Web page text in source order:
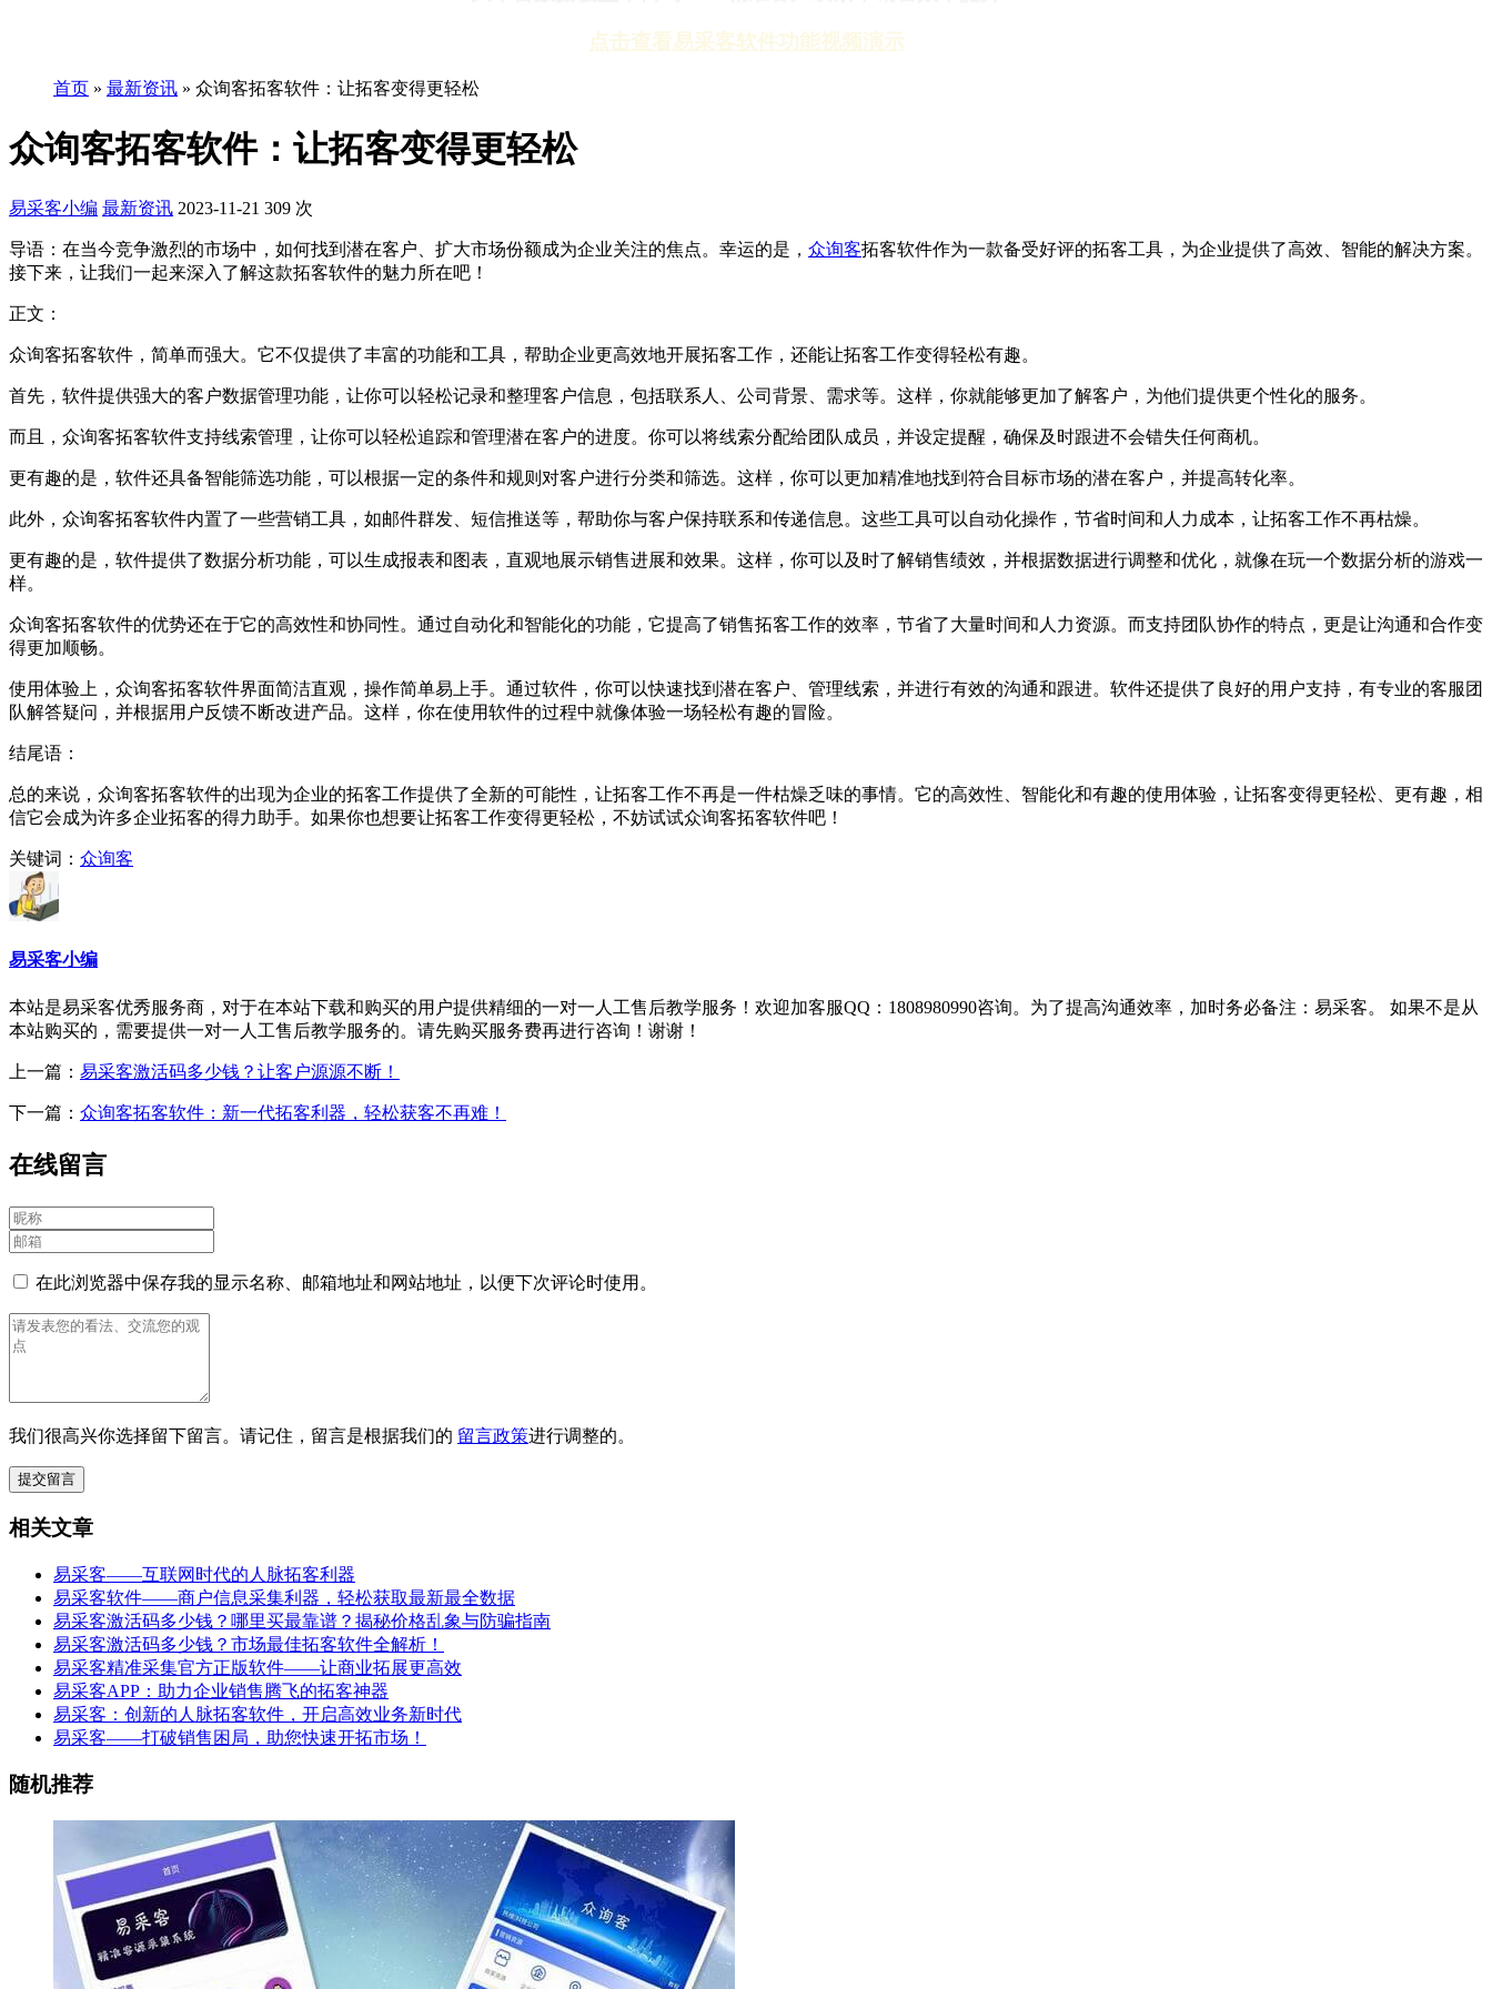
点击查看易采客软件功能视频演示
首页 » 最新资讯 » 众询客拓客软件：让拓客变得更轻松
众询客拓客软件：让拓客变得更轻松
易采客小编 最新资讯 2023-11-21 309 次
导语：在当今竞争激烈的市场中，如何找到潜在客户、扩大市场份额成为企业关注的焦点。幸运的是， 众询客拓客软件作为一款备受好评的拓客工具，为企业提供了高效、智能的解决方案。
接下来，让我们一起来深入了解这款拓客软件的魅力所在吧！
正文：
众询客拓客软件，简单而强大。它不仅提供了丰富的功能和工具，帮助企业更高效地开展拓客工作，还能让拓客工作变得轻松有趣。
首先，软件提供强大的客户数据管理功能，让你可以轻松记录和整理客户信息，包括联系人、公司背景、需求等。这样，你就能够更加了解客户，为他们提供更个性化的服务。
而且，众询客拓客软件支持线索管理，让你可以轻松追踪和管理潜在客户的进度。你可以将线索分配给团队成员，并设定提醒，确保及时跟进不会错失任何商机。
更有趣的是，软件还具备智能筛选功能，可以根据一定的条件和规则对客户进行分类和筛选。这样，你可以更加精准地找到符合目标市场的潜在客户，并提高转化率。
此外，众询客拓客软件内置了一些营销工具，如邮件群发、短信推送等，帮助你与客户保持联系和传递信息。这些工具可以自动化操作，节省时间和人力成本，让拓客工作不再枯燥。
更有趣的是，软件提供了数据分析功能，可以生成报表和图表，直观地展示销售进展和效果。这样，你可以及时了解销售绩效，并根据数据进行调整和优化，就像在玩一个数据分析的游戏一
样。
众询客拓客软件的优势还在于它的高效性和协同性。通过自动化和智能化的功能，它提高了销售拓客工作的效率，节省了大量时间和人力资源。而支持团队协作的特点，更是让沟通和合作变
得更加顺畅。
使用体验上，众询客拓客软件界面简洁直观，操作简单易上手。通过软件，你可以快速找到潜在客户、管理线索，并进行有效的沟通和跟进。软件还提供了良好的用户支持，有专业的客服团
队解答疑问，并根据用户反馈不断改进产品。这样，你在使用软件的过程中就像体验一场轻松有趣的冒险。
结尾语：
总的来说，众询客拓客软件的出现为企业的拓客工作提供了全新的可能性，让拓客工作不再是一件枯燥乏味的事情。它的高效性、智能化和有趣的使用体验，让拓客变得更轻松、更有趣，相
信它会成为许多企业拓客的得力助手。如果你也想要让拓客工作变得更轻松，不妨试试众询客拓客软件吧！
关键词： 众询客
易采客小编
本站是易采客优秀服务商，对于在本站下载和购买的用户提供精细的一对一人工售后教学服务！欢迎加客服QQ：1808980990咨询。为了提高沟通效率，加时务必备注：易采客。 如果不是从
本站购买的，需要提供一对一人工售后教学服务的。请先购买服务费再进行咨询！谢谢！
上一篇： 易采客激活码多少钱？让客户源源不断！
下一篇： 众询客拓客软件：新一代拓客利器，轻松获客不再难！
在线留言
在此浏览器中保存我的显示名称、邮箱地址和网站地址，以便下次评论时使用。
我们很高兴你选择留下留言。请记住，留言是根据我们的 留言政策进行调整的。
相关文章
易采客——互联网时代的人脉拓客利器
易采客软件——商户信息采集利器，轻松获取最新最全数据
易采客激活码多少钱？哪里买最靠谱？揭秘价格乱象与防骗指南
易采客激活码多少钱？市场最佳拓客软件全解析！
易采客精准采集官方正版软件——让商业拓展更高效
易采客APP：助力企业销售腾飞的拓客神器
易采客：创新的人脉拓客软件，开启高效业务新时代
易采客——打破销售困局，助您快速开拓市场！
随机推荐